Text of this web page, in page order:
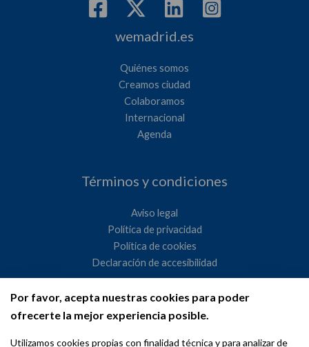
Por favor, acepta nuestras cookies para poder
ofrecerte la mejor experiencia posible.
Utilizamos cookies propias con finalidad técnica y para analizar de
wemadrid.es
Quiénes somos
Creamos ciudad
Colaboramos
Internacional
Agenda
Términos y condiciones
Aviso legal
Política de privacidad
Política de cookies
Declaración de accesibilidad
Ayuntamiento de Madrid
WeMadrid es un sitio web del Ayuntamiento de Madrid